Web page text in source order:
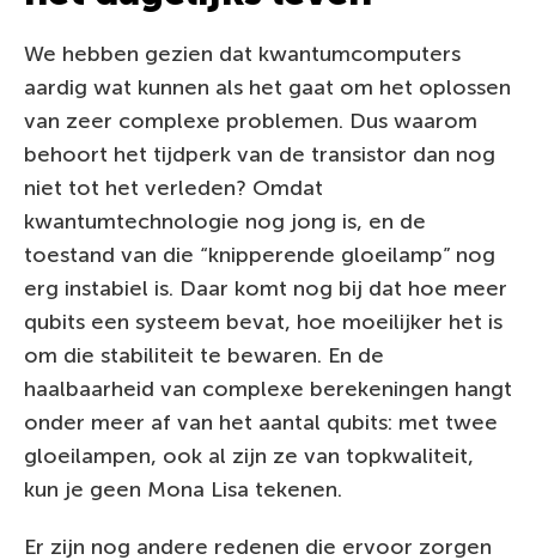
We hebben gezien dat kwantumcomputers
aardig wat kunnen als het gaat om het oplossen
van zeer complexe problemen. Dus waarom
behoort het tijdperk van de transistor dan nog
niet tot het verleden? Omdat
kwantumtechnologie nog jong is, en de
toestand van die “knipperende gloeilamp” nog
erg instabiel is. Daar komt nog bij dat hoe meer
qubits een systeem bevat, hoe moeilijker het is
om die stabiliteit te bewaren. En de
haalbaarheid van complexe berekeningen hangt
onder meer af van het aantal qubits: met twee
gloeilampen, ook al zijn ze van topkwaliteit,
kun je geen Mona Lisa tekenen.
Er zijn nog andere redenen die ervoor zorgen